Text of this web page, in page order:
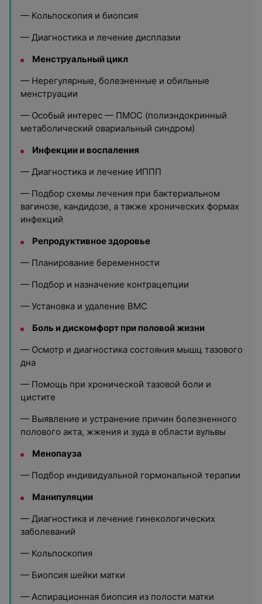
— Кольпоскопия и биопсия
— Диагностика и лечение дисплазии
Менструальный цикл
— Нерегулярные, болезненные и обильные
менструации
— Особый интерес — ПМОС (полиэндокринный
метаболический овариальный синдром)
Инфекции и воспаления
— Диагностика и лечение ИППП
— Подбор схемы лечения при бактериальном
вагинозе, кандидозе, а также хронических формах
инфекций
Репродуктивное здоровье
— Планирование беременности
— Подбор и назначение контрацепции
— Установка и удаление ВМС
Боль и дискомфорт при половой жизни
— Осмотр и диагностика состояния мышц тазового
дна
— Помощь при хронической тазовой боли и
цистите
— Выявление и устранение причин болезненного
полового акта, жжения и зуда в области вульвы
Менопауза
— Подбор индивидуальной гормональной терапии
Манипуляции
— Диагностика и лечение гинекологических
заболеваний
— Кольпоскопия
— Биопсия шейки матки
— Аспирационная биопсия из полости матки